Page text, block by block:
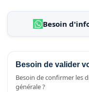
Besoin
Besoin de valider
Besoin de confirmer les
générale ?